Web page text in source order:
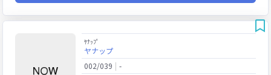
ﾔﾅｯﾌﾟ
ヤナップ
002/039
-